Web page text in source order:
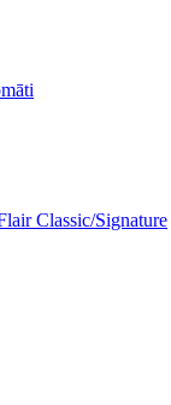
Classic/Signature